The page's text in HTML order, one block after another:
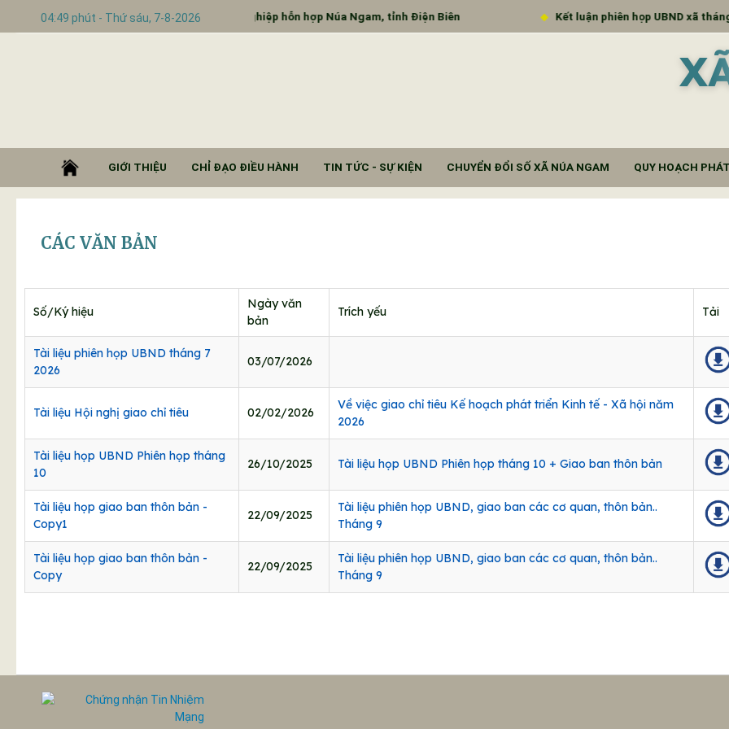
04:49 phút - Thứ sáu, 7-8-2026
hồ sơ đề nghị đầu tư thành lập Cụm công nghiệp hỗn hợp Núa Ngam, tỉnh Điện Biên Kết luận phiên họp UBND xã tháng
GIỚI THIỆU CHỈ ĐẠO ĐIỀU HÀNH TIN TỨC - SỰ KIỆN CHUYỂN ĐỔI SỐ XÃ NÚA NGAM QUY HOẠCH
CÁC VĂN BẢN
Số/Ký hiệu
Ngày văn
bản
Trích yếu Tải
Tài liệu phiên họp UBND tháng 7
2026
03/07/2026
Tài liệu Hội nghị giao chỉ tiêu 02/02/2026
Về việc giao chỉ tiêu Kế hoạch phát triển Kinh tế - Xã hội năm
2026
Tài liệu họp UBND Phiên họp tháng
10
26/10/2025 Tài liệu họp UBND Phiên họp tháng 10 + Giao ban thôn bản
Tài liệu họp giao ban thôn bản -
Copy1
22/09/2025
Tài liệu phiên họp UBND, giao ban các cơ quan, thôn bản..
Tháng 9
Tài liệu họp giao ban thôn bản -
Copy
22/09/2025
Tài liệu phiên họp UBND, giao ban các cơ quan, thôn bản..
Tháng 9